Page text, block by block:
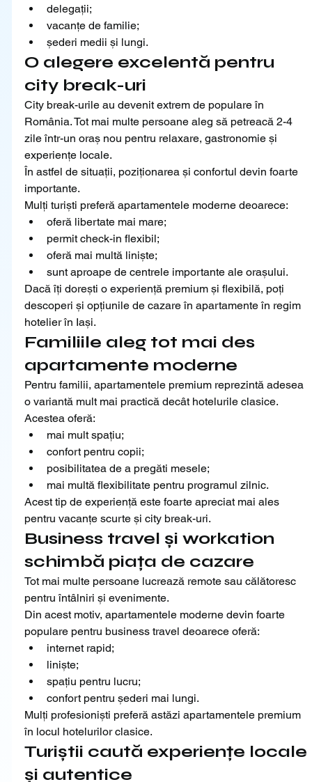
delegații;
vacanțe de familie;
șederi medii și lungi.
O alegere excelentă pentru
city break-uri
City break-urile au devenit extrem de populare în
România. Tot mai multe persoane aleg să petreacă 2-4
zile într-un oraș nou pentru relaxare, gastronomie și
experiențe locale.
În astfel de situații, poziționarea și confortul devin foarte
importante.
Mulți turiști preferă apartamentele moderne deoarece:
oferă libertate mai mare;
permit check-in flexibil;
oferă mai multă liniște;
sunt aproape de centrele importante ale orașului.
Dacă îți dorești o experiență premium și flexibilă, poți
descoperi și opțiunile de cazare în apartamente în regim
hotelier în Iași.
Familiile aleg tot mai des
apartamente moderne
Pentru familii, apartamentele premium reprezintă adesea
o variantă mult mai practică decât hotelurile clasice.
Acestea oferă:
mai mult spațiu;
confort pentru copii;
posibilitatea de a pregăti mesele;
mai multă flexibilitate pentru programul zilnic.
Acest tip de experiență este foarte apreciat mai ales
pentru vacanțe scurte și city break-uri.
Business travel și workation
schimbă piața de cazare
Tot mai multe persoane lucrează remote sau călătoresc
pentru întâlniri și evenimente.
Din acest motiv, apartamentele moderne devin foarte
populare pentru business travel deoarece oferă:
internet rapid;
liniște;
spațiu pentru lucru;
confort pentru șederi mai lungi.
Mulți profesioniști preferă astăzi apartamentele premium
în locul hotelurilor clasice.
Turiștii caută experiențe locale
și autentice